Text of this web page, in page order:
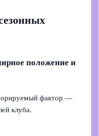
положение и
фактор —
клуба.